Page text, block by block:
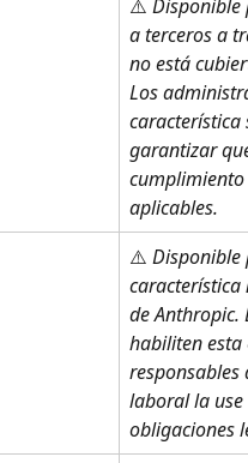
⚠️
a terceros a
no está
Los
característica
garantizar
aplicables.
⚠️
característica
de
habiliten
laboral la
obligaciones